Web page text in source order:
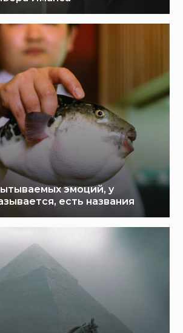
эмоций, у
есть названия